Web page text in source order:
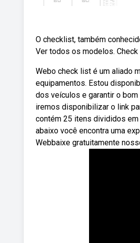
O checklist, também
Ver todos os modelos.
Webo check list é um aliado
equipamentos. Estou
dos veículos e garantir o
iremos disponibilizar o link
contém 25 itens divididos
abaixo você encontra uma
Webbaixe gratuitamente